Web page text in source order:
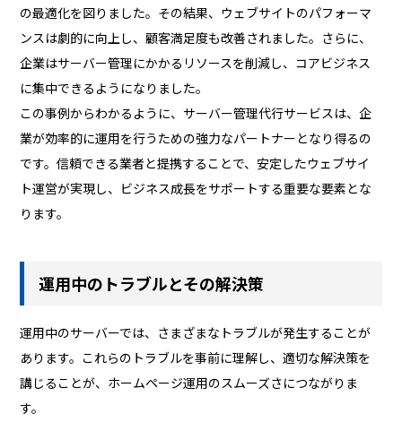
の最適化を図りました。その結果、ウェブサイトのパフォーマ
ンスは劇的に向上し、顧客満足度も改善されました。さらに、
企業はサーバー管理にかかるリソースを削減し、コアビジネス
に集中できるようになりました。
この事例からわかるように、サーバー管理代行サービスは、企
業が効率的に運用を行うための強力なパートナーとなり得るの
です。信頼できる業者と提携することで、安定したウェブサイ
ト運営が実現し、ビジネス成長をサポートする重要な要素とな
ります。
運用中のトラブルとその解決策
運用中のサーバーでは、さまざまなトラブルが発生することが
あります。これらのトラブルを事前に理解し、適切な解決策を
講じることが、ホームページ運用のスムーズさにつながりま
す。